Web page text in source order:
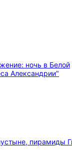
пирамиды